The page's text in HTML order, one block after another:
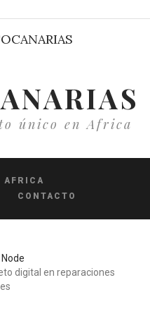
único en Africa
AFRICA
CONTACTO
Node
digital en reparaciones